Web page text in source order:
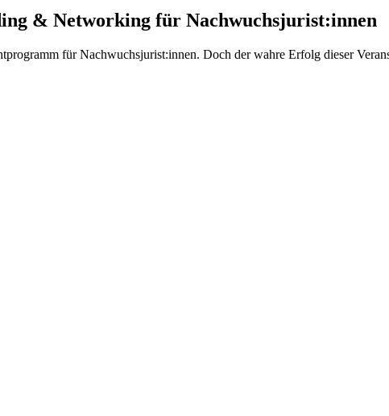
& Networking für Nachwuchsjurist:innen
für Nachwuchsjurist:innen. Doch der wahre Erfolg dieser